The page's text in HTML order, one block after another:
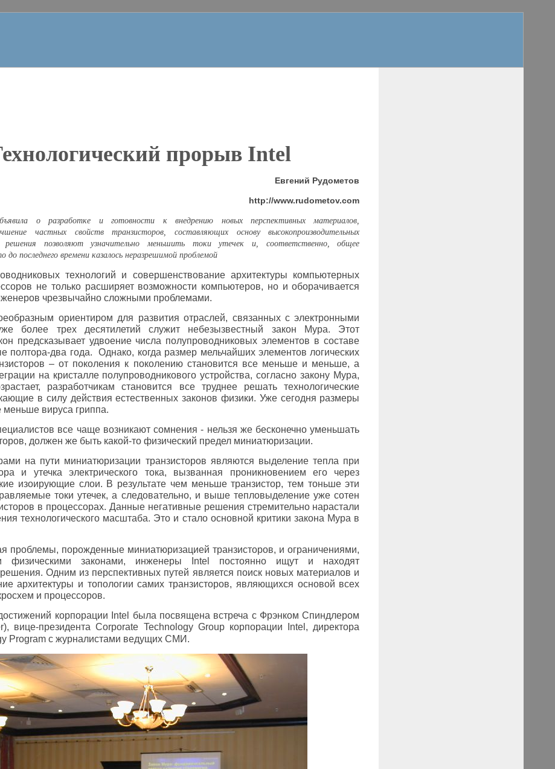
прорыв Intel
Евгений Рудометов
http://www.rudometov.com
о разработке и готовности к внедрению новых перспективных материалов,
частных свойств транзисторов, составляющих основу высокопроизводительных
решения позволяют узначительно меньшить токи утечек и, соответственно, общее
до последнего времени казалось неразрешимой проблемой
технологий и совершенствование архитектуры компьютерных
не только расширяет возможности компьютеров, но и оборачивается
чрезвычайно сложными проблемами.
ориентиром для развития отраслей, связанных с электронными
более трех десятилетий служит небезызвестный закон Мура. Этот
предсказывает удвоение числа полупроводниковых элементов в составе
полтора-два года. Однако, когда размер мельчайших элементов логических
– от поколения к поколению становится все меньше и меньше, а
на кристалле полупроводникового устройства, согласно закону Мура,
разработчикам становится все труднее решать технологические
в силу действия естественных законов физики. Уже сегодня размеры
меньше вируса гриппа.
все чаще возникают сомнения - нельзя же бесконечно уменьшать
должен же быть какой-то физический предел миниатюризации.
на пути миниатюризации транзисторов являются выделение тепла при
и утечка электрического тока, вызванная проникновением его через
изоирующие слои. В результате чем меньше транзистор, тем тоньше эти
токи утечек, а следовательно, и выше тепловыделение уже сотен
в процессорах. Данные негативные решения стремительно нарастали
технологического масштаба. Это и стало основной критики закона Мура в
проблемы, порожденные миниатюризацией транзисторов, и ограничениями,
физическими законами, инженеры
Intel
постоянно ищут и находят
Одним из перспективных путей является поиск новых материалов и
архитектуры и топологии самих транзисторов, являющихся основой всех
и процессоров.
корпорации
Intel
была посвящена встреча с Фрэнком Спиндлером
), вице-президентаCorporate Technology Groupкорпорации Intel , директора
Programс журналистами ведущих СМИ.